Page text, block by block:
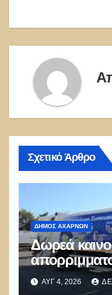
Σχετικό Άρθρο
ΔΉΜΟΣ ΑΧΑΡΝΏΝ
Δωρεά
ΑΥΓ 4, 2026